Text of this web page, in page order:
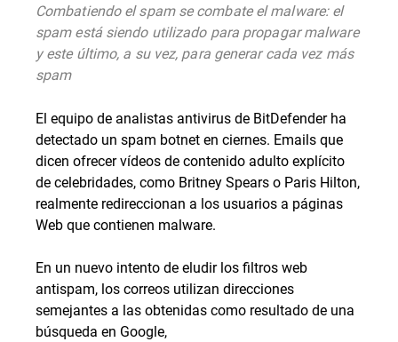
Combatiendo el spam se combate el malware: el
spam está siendo utilizado para propagar malware
y este último, a su vez, para generar cada vez más
spam
El equipo de analistas antivirus de BitDefender ha
detectado un spam botnet en ciernes. Emails que
dicen ofrecer vídeos de contenido adulto explícito
de celebridades, como Britney Spears o Paris Hilton,
realmente redireccionan a los usuarios a páginas
Web que contienen malware.
En un nuevo intento de eludir los filtros web
antispam, los correos utilizan direcciones
semejantes a las obtenidas como resultado de una
búsqueda en Google,